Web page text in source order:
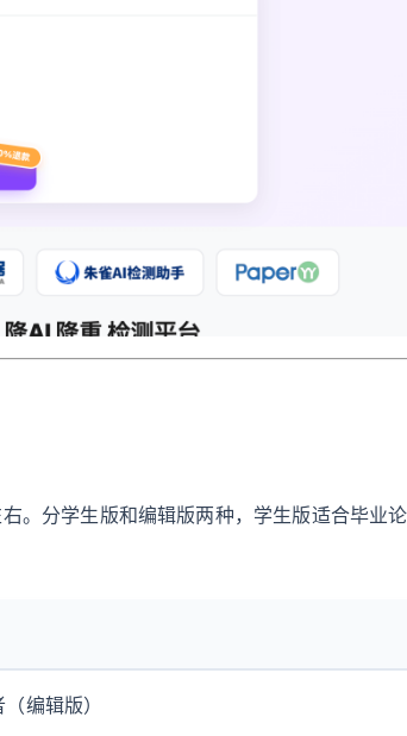
。分学生版和编辑版两种，学生版适合毕业
编辑版）